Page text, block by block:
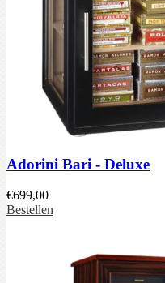
Adorini Bari - Deluxe
€699,00
Bestellen